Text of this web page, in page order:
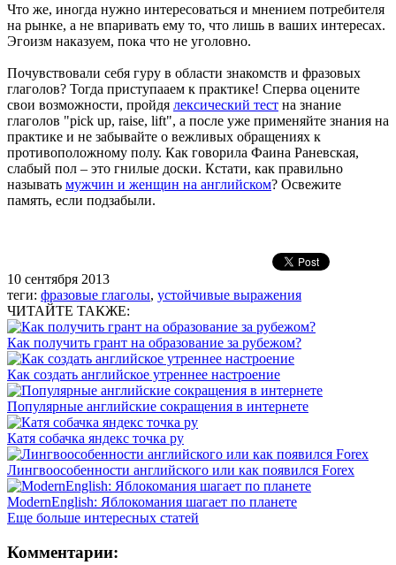
Что же, иногда нужно интересоваться и мнением потребителя
на рынке, а не впаривать ему то, что лишь в ваших интересах.
Эгоизм наказуем, пока что не уголовно.
Почувствовали себя гуру в области знакомств и фразовых
глаголов? Тогда приступааем к практике! Сперва оцените
свои возможности, пройдя лексический тест на знание
глаголов "pick up, raise, lift", а после уже применяйте знания на
практике и не забывайте о вежливых обращениях к
противоположному полу. Как говорила Фаина Раневская,
слабый пол – это гнилые доски. Кстати, как правильно
называть мужчин и женщин на английском? Освежите
память, если подзабыли.
10 сентября 2013
теги: фразовые глаголы, устойчивые выражения
ЧИТАЙТЕ ТАКЖЕ:
Как получить грант на образование за рубежом?
Как создать английское утреннее настроение
Популярные английские сокращения в интернете
Катя собачка яндекс точка ру
Лингвоособенности английского или как появился Forex
ModernEnglish: Яблокомания шагает по планете
Еще больше интересных статей
Комментарии: